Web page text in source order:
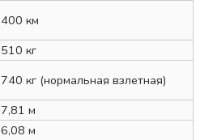
400 км
510 кг
740 кг (нормальная взлетная)
7,81 м
6,08 м